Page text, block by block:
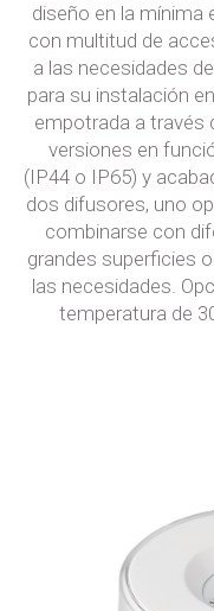
diseño en la mínima
con multitud de
a las necesidades
para su instalación
empotrada a través
versiones en
(IP44 o IP65) y
dos difusores, uno
combinarse con
grandes superficies
las necesidades.
temperatura de